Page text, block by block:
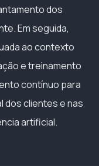
dos
Em seguida,
ao contexto
e treinamento
contínuo para
dos clientes e nas
artificial.